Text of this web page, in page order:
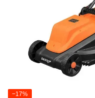
−17%